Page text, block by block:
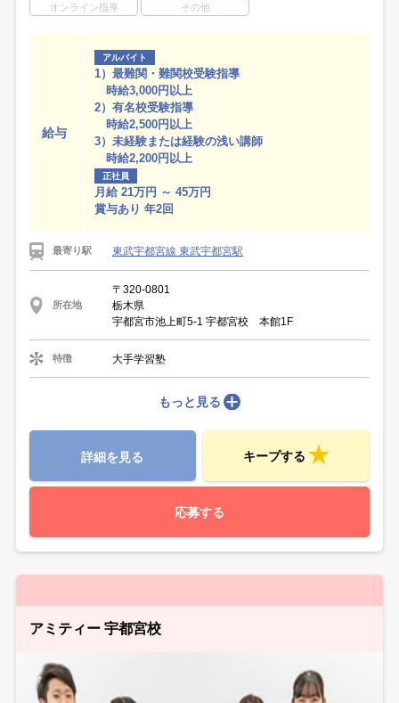
オンライン指導 その他
給与
アルバイト
1）最難関・難関校受験指導
時給3,000円以上
2）有名校受験指導
時給2,500円以上
3）未経験または経験の浅い講師
時給2,200円以上
正社員
月給 21万円 ～ 45万円
賞与あり 年2回
最寄り駅 東武宇都宮線 東武宇都宮駅
所在地
〒320-0801
栃木県
宇都宮市池上町5-1 宇都宮校 本館1F
特徴 大手学習塾
もっと見る
詳細を見る キープする
応募する
アミティー 宇都宮校